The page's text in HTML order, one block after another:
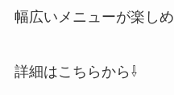
幅広いメニューが楽し
詳細はこちらから⇩